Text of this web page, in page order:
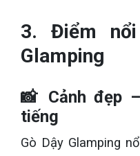
3. Điểm
Glamping
📸 Cảnh đẹp
tiếng
Gò Dậy Glamping